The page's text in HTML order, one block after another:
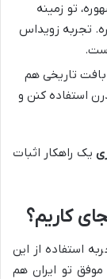
تو زمینه
تجربه زویداس
تاریخی هم
استفاده کنن و
یک راهکار اثبات
کاریم؟
استفاده از این
تو ایران هم